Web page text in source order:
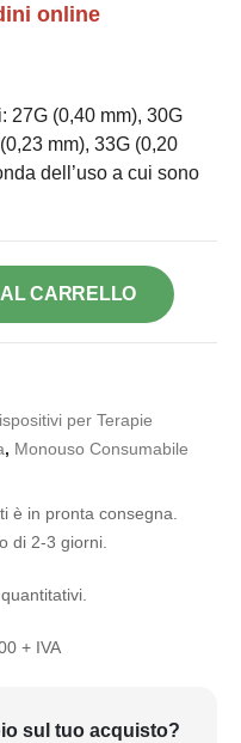
online
27G (0,40 mm), 30G
mm), 33G (0,20
dell’uso a cui sono
CARRELLO
per Terapie
, Monouso Consumabile
è in pronta consegna.
di 2-3 giorni.
+ IVA
sul tuo acquisto?